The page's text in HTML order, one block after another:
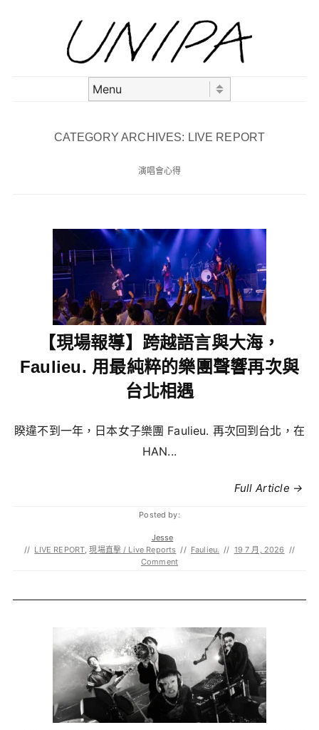
CATEGORY ARCHIVES: LIVE REPORT
演唱會心得
【現場報導】跨越語言與大海，
Faulieu. 用最純粹的樂團聲響再次與
台北相遇
睽違不到一年，日本女子樂團 Faulieu. 再次回到台北，在
HAN...
Full Article →
Posted by:
Jesse
// LIVE REPORT,現場直擊 / Live Reports // Faulieu. // 19 7 月, 2026 //
Comment